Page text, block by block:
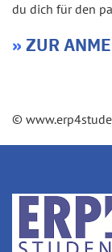
du dich für den
» ZUR
©